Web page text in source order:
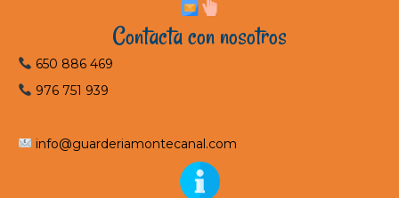
Contacta con nosotros
650 886 469
976 751 939
info@guarderiamontecanal.com